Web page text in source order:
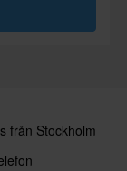
från Stockholm